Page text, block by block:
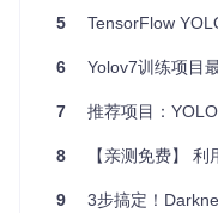
的最新版本。
高性能：经过一系列
卓越的性能。
持续更新：AlexeyAB
沿研究同步。
5 TensorFlow
6 Yolov7训练项目
7 推荐项目：
8 【亲测免费】 利用
9 3步搞定！Darknet模型